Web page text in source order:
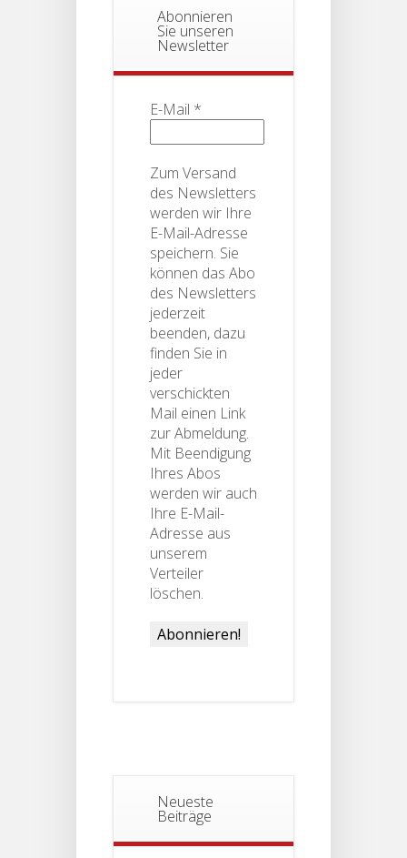
Abonnieren
Sie unseren
Newsletter
E-Mail *
Zum Versand
des Newsletters
werden wir Ihre
E-Mail-Adresse
speichern. Sie
können das Abo
des Newsletters
jederzeit
beenden, dazu
finden Sie in
jeder
verschickten
Mail einen Link
zur Abmeldung.
Mit Beendigung
Ihres Abos
werden wir auch
Ihre E-Mail-
Adresse aus
unserem
Verteiler
löschen.
Neueste
Beiträge